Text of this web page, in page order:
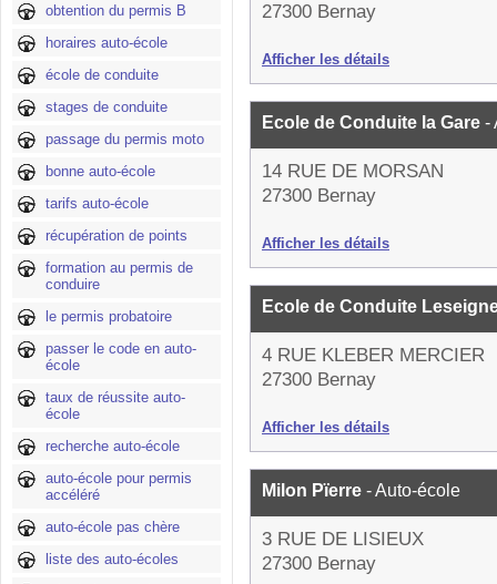
obtention du permis B
horaires auto-école
école de conduite
stages de conduite
passage du permis moto
bonne auto-école
tarifs auto-école
récupération de points
formation au permis de
conduire
le permis probatoire
passer le code en auto-
école
taux de réussite auto-
école
recherche auto-école
auto-école pour permis
accéléré
auto-école pas chère
liste des auto-écoles
27300 Bernay
Afficher les détails
Ecole de Conduite la Gare -
14 RUE DE MORSAN
27300 Bernay
Afficher les détails
Ecole de Conduite
4 RUE KLEBER MERCIER
27300 Bernay
Afficher les détails
Milon Pïerre - Auto-école
3 RUE DE LISIEUX
27300 Bernay